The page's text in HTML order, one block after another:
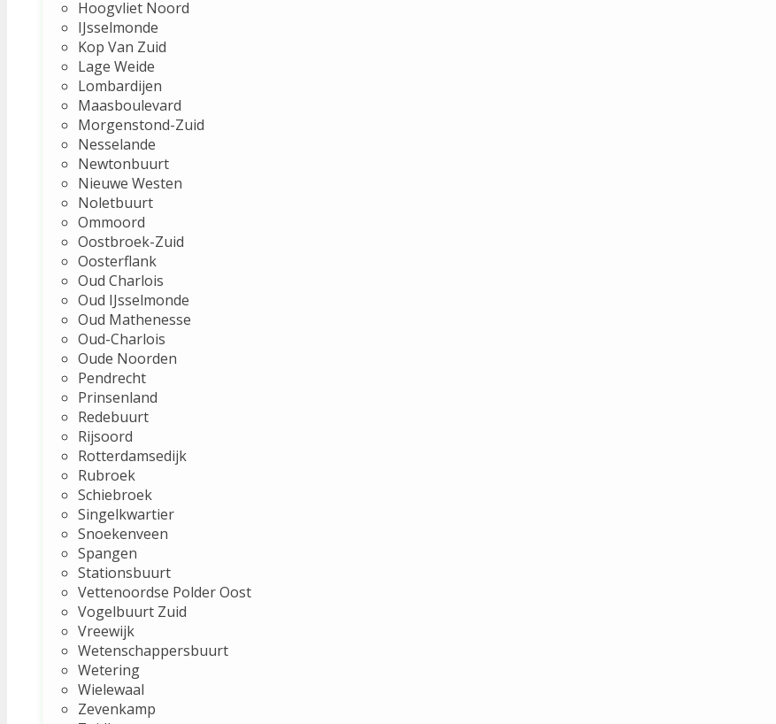
Hoogvliet Noord
IJsselmonde
Kop Van Zuid
Lage Weide
Lombardijen
Maasboulevard
Morgenstond-Zuid
Nesselande
Newtonbuurt
Nieuwe Westen
Noletbuurt
Ommoord
Oostbroek-Zuid
Oosterflank
Oud Charlois
Oud IJsselmonde
Oud Mathenesse
Oud-Charlois
Oude Noorden
Pendrecht
Prinsenland
Redebuurt
Rijsoord
Rotterdamsedijk
Rubroek
Schiebroek
Singelkwartier
Snoekenveen
Spangen
Stationsbuurt
Vettenoordse Polder Oost
Vogelbuurt Zuid
Vreewijk
Wetenschappersbuurt
Wetering
Wielewaal
Zevenkamp